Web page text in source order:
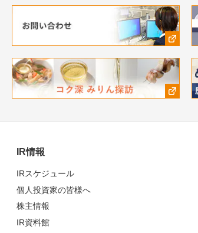
IR情報
IRスケジュール
個人投資家の皆様へ
株主情報
IR資料館